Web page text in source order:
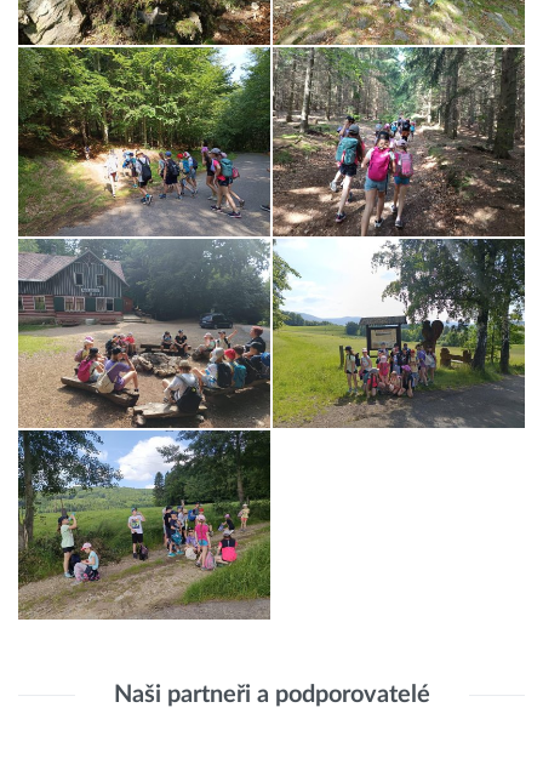
Naši partneři a podporovatelé